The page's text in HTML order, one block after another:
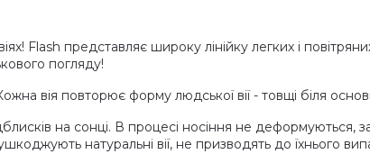
представляє широку лінійку легких і
погляду!
вія повторює форму людської вії - товщі біля
на сонці. В процесі носіння не деформуються,
натуральні вії, не призводять до їхнього